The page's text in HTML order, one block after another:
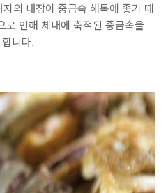
의 내장이 중금속 해독에 좋기 때
로 인해 체내에 축적된 중금속을
니다.